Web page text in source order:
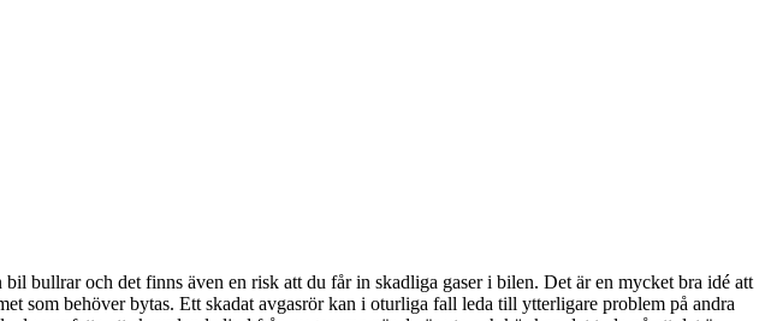
bullrar och det finns även en risk att du får in skadliga gaser i bilen. Det är en mycket bra idé att
som behöver bytas. Ett skadat avgasrör kan i oturliga fall leda till ytterligare problem på andra